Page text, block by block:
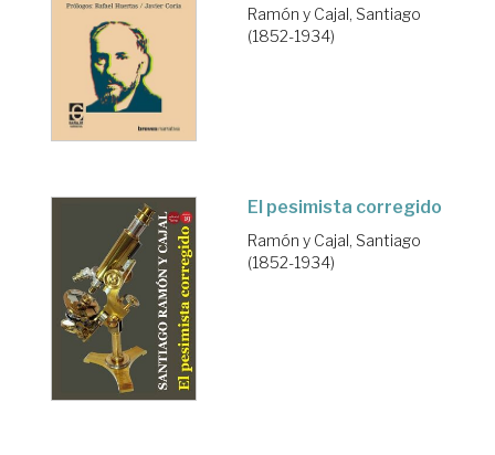
Ramón y Cajal, Santiago
(1852-1934)
El pesimista corregido
Ramón y Cajal, Santiago
(1852-1934)